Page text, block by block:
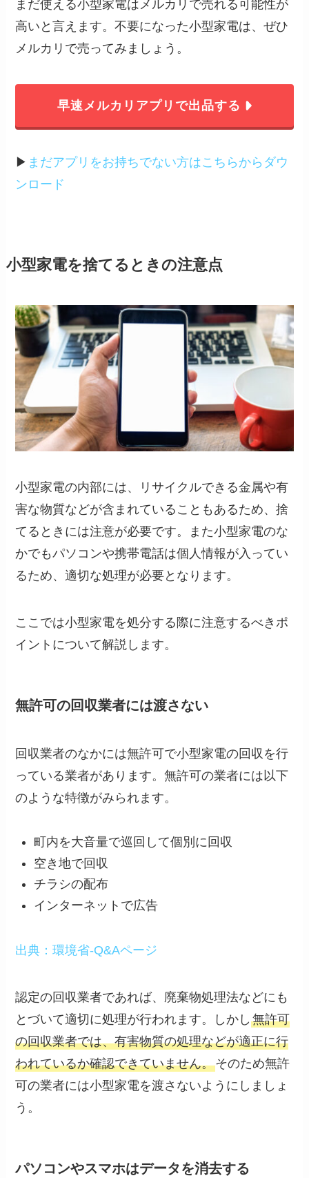
まだ使える小型家電はメルカリで売れる可能性が
高いと言えます。不要になった小型家電は、ぜひ
メルカリで売ってみましょう。
早速メルカリアプリで出品する
▶︎ まだアプリをお持ちでない方はこちらからダウ
ンロード
小型家電を捨てるときの注意点
小型家電の内部には、リサイクルできる金属や有
害な物質などが含まれていることもあるため、捨
てるときには注意が必要です。また小型家電のな
かでもパソコンや携帯電話は個人情報が入ってい
るため、適切な処理が必要となります。
ここでは小型家電を処分する際に注意するべきポ
イントについて解説します。
無許可の回収業者には渡さない
回収業者のなかには無許可で小型家電の回収を行
っている業者があります。無許可の業者には以下
のような特徴がみられます。
町内を大音量で巡回して個別に回収
空き地で回収
チラシの配布
インターネットで広告
出典：環境省-Q&Aページ
認定の回収業者であれば、廃棄物処理法などにも
とづいて適切に処理が行われます。しかし無許可
の回収業者では、有害物質の処理などが適正に行
われているか確認できていません。そのため無許
可の業者には小型家電を渡さないようにしましょ
う。
パソコンやスマホはデータを消去する